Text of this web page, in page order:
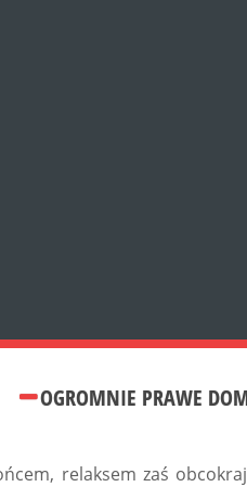
OGROMNIE PRAWE
relaksem zaś